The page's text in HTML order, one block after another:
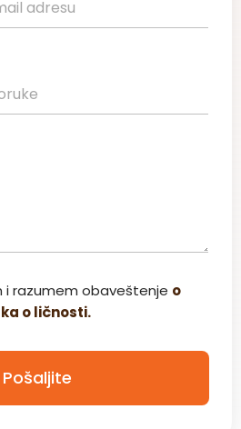
razumem obaveštenje o
o ličnosti.
Pošaljite